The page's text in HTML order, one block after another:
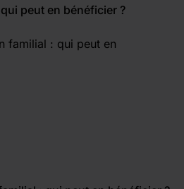
peut en bénéficier ?